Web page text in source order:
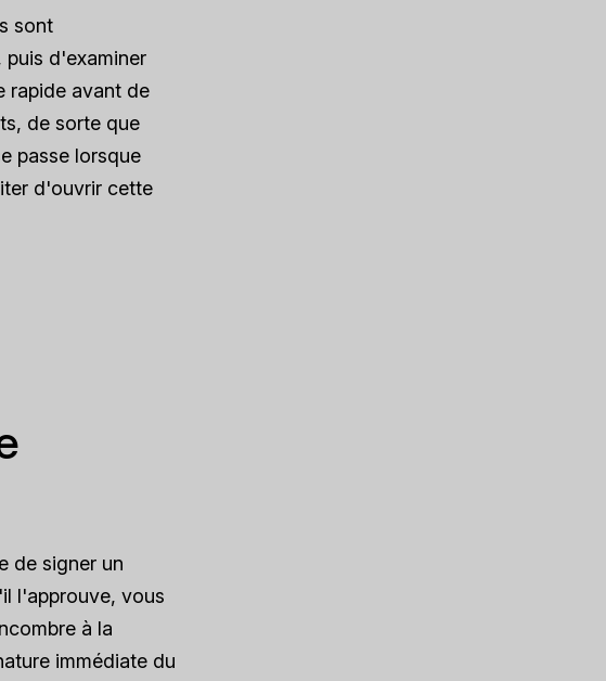
sont
d'examiner
rapide avant de
de sorte que
passe lorsque
d'ouvrir cette
de signer un
l'approuve, vous
à la
immédiate du